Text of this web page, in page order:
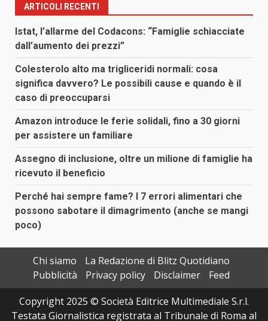
ARTICOLI RECENTI
Istat, l’allarme del Codacons: “Famiglie schiacciate
dall’aumento dei prezzi”
Colesterolo alto ma trigliceridi normali: cosa
significa davvero? Le possibili cause e quando è il
caso di preoccuparsi
Amazon introduce le ferie solidali, fino a 30 giorni
per assistere un familiare
Assegno di inclusione, oltre un milione di famiglie ha
ricevuto il beneficio
Perché hai sempre fame? I 7 errori alimentari che
possono sabotare il dimagrimento (anche se mangi
poco)
Chi siamo
La Redazione di Blitz Quotidiano
Pubblicità
Privacy policy Disclaimer
Feed
Copyright 2025 © Società Editrice Multimediale S.r.l.
Testata Giornalistica registrata al Tribunale di Roma al